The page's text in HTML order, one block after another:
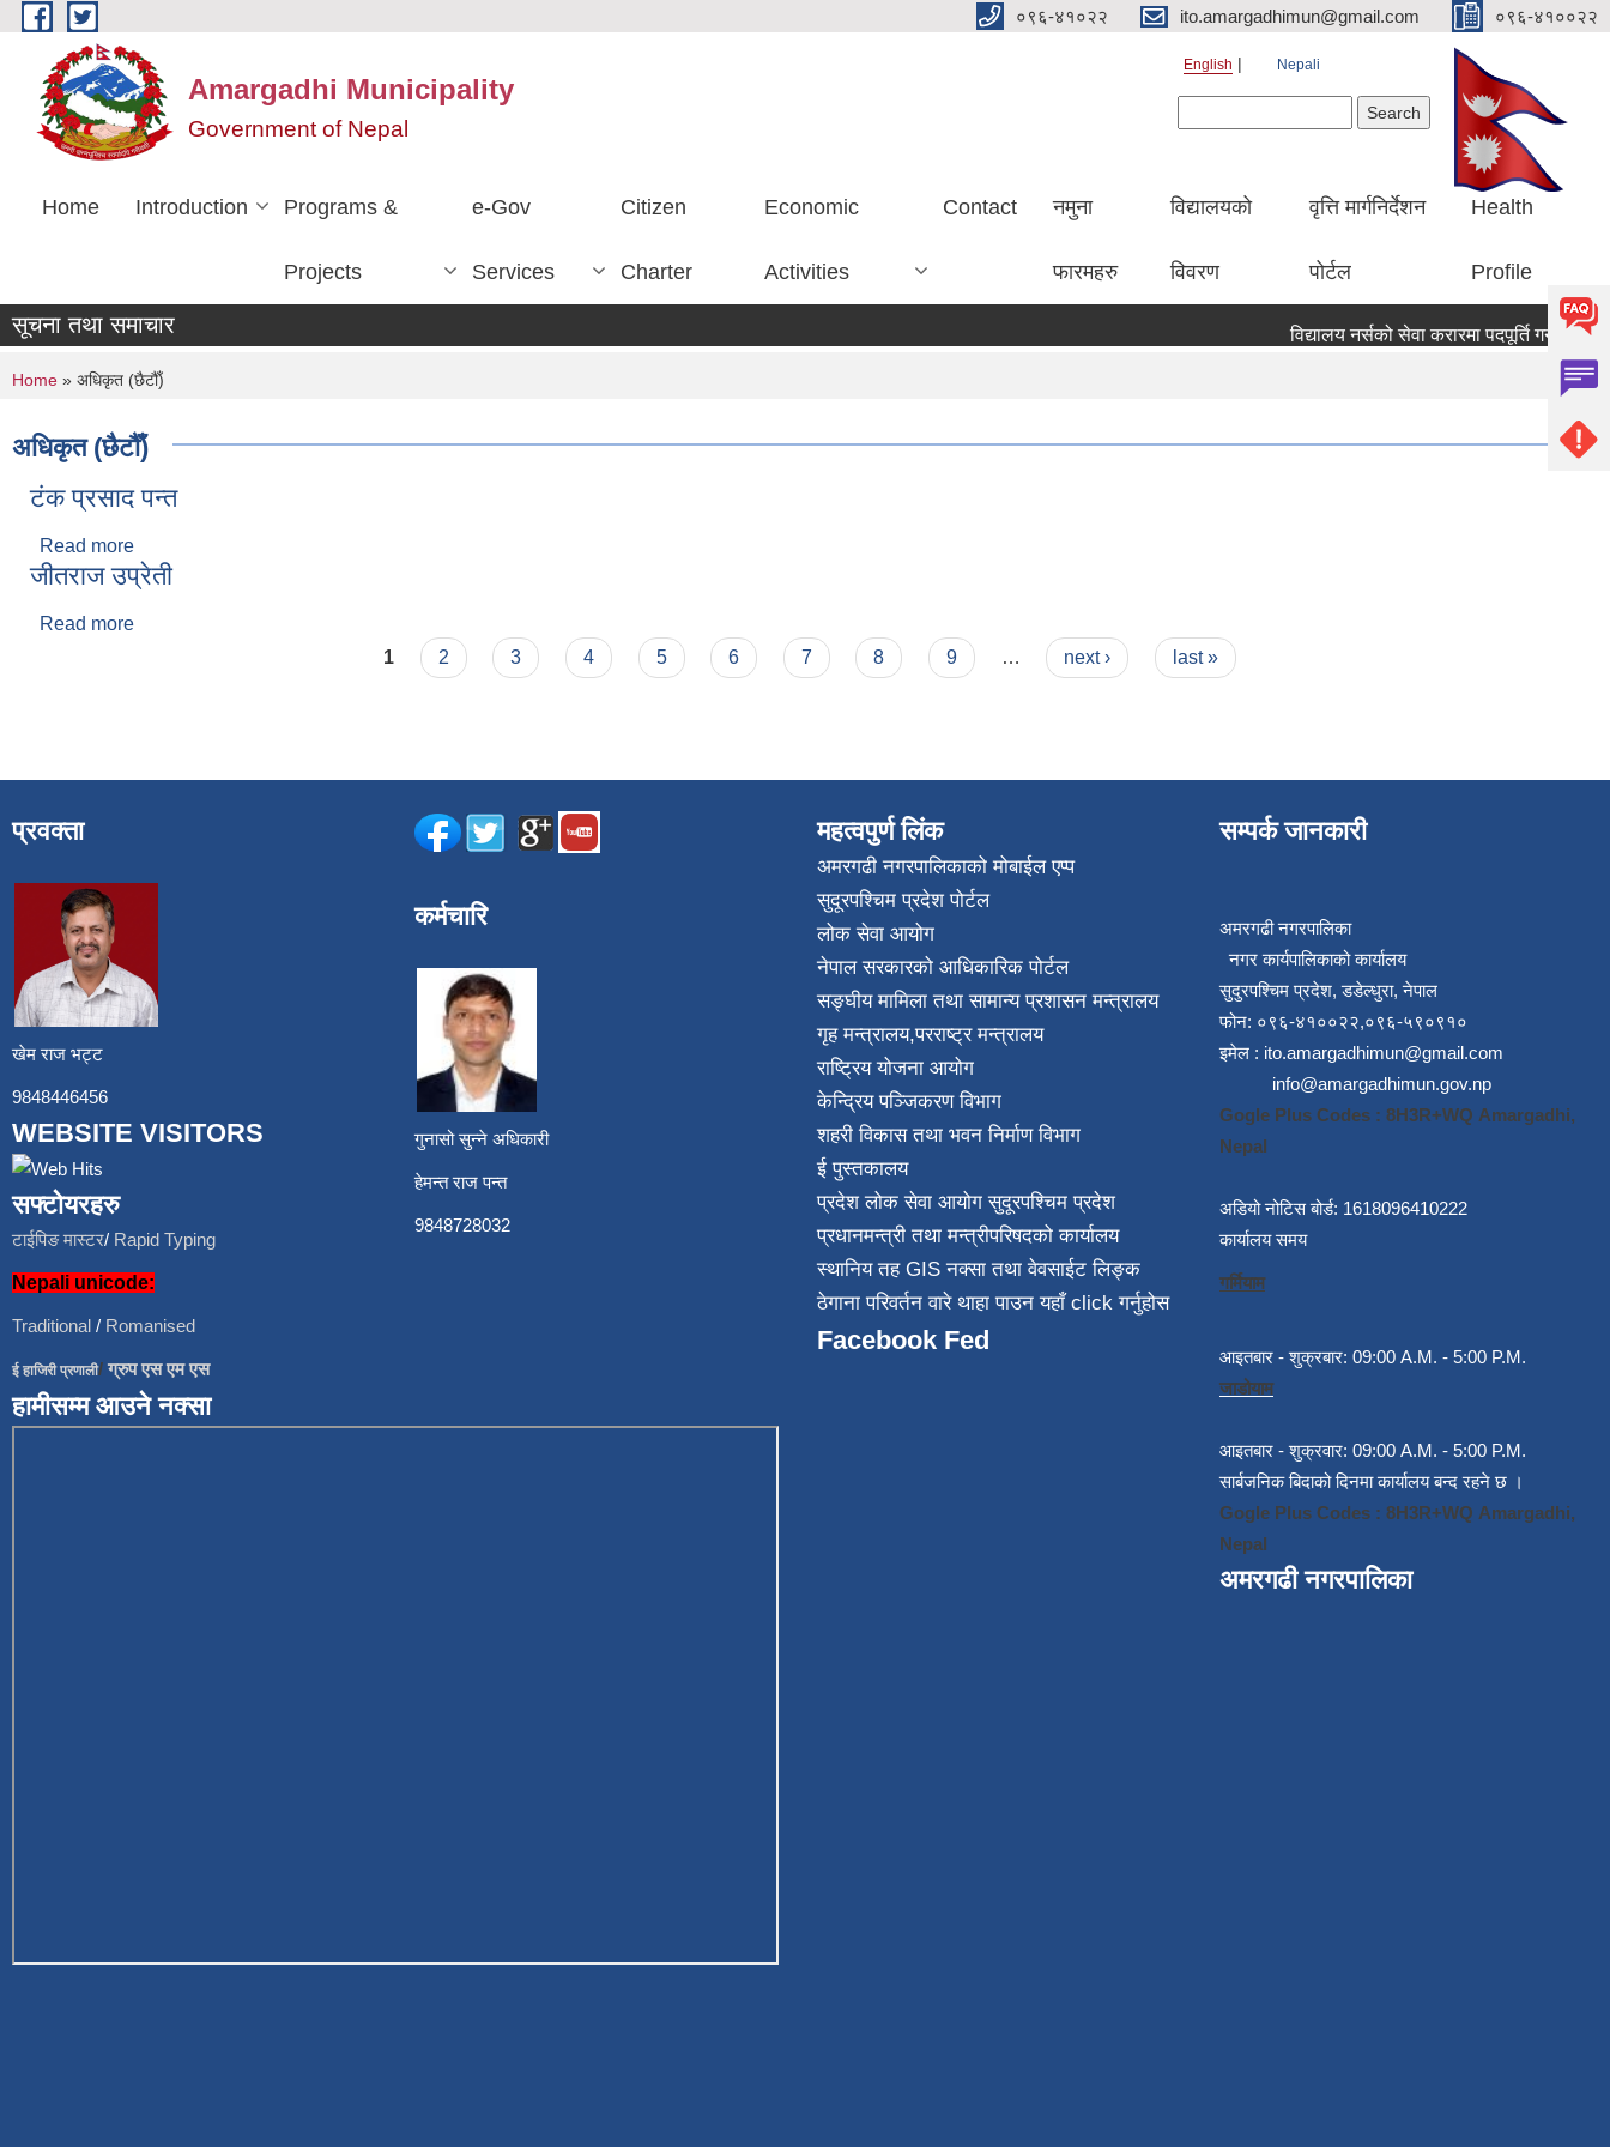
Skip to main content ०९६-४१०२२ ito.amargadhimun@gmail.com ०९६-४१००२२
Amargadhi Municipality
Government of Nepal
English Nepali
Home Introduction Programs &
Projects
e-Gov
Services
Citizen
Charter
Economic
Activities
Contact नमुना
फारमहरु
विद्यालयको
विवरण
वृत्ति मार्गनिर्देशन
पोर्टल
Health
Profile
सूचना तथा समाचार विद्यालय नर्सको सेवा करारमा पदपूर्ति गर्ने
You are here
Home » अधिकृत (छैटौँ)
अधिकृत (छैटौँ)
टंक प्रसाद पन्त
Read more
जीतराज उप्रेती
Read more
1 2 3 4 5 6 7 8 9 … next › last »
प्रवक्ता
खेम राज भट्ट
9848446456
WEBSITE VISITORS
सफ्टोयरहरु
टाईपिङ मास्टर/ Rapid Typing
Nepali unicode:
Traditional / Romanised
ई हाजिरी प्रणाली/ग्रुप एस एम एस
हामीसम्म आउने नक्सा
कर्मचारि
गुनासो सुन्ने अधिकारी
हेमन्त राज पन्त
9848728032
महत्वपुर्ण लिंक
अमरगढी नगरपालिकाको मोबाईल एप्प
सुदूरपश्चिम प्रदेश पोर्टल
लोक सेवा आयोग
नेपाल सरकारको आधिकारिक पोर्टल
सङ्घीय मामिला तथा सामान्य प्रशासन मन्त्रालय
गृह मन्त्रालय,परराष्ट्र मन्त्रालय
राष्ट्रिय योजना आयोग
केन्द्रिय पञ्जिकरण विभाग
शहरी विकास तथा भवन निर्माण विभाग
ई पुस्तकालय
प्रदेश लोक सेवा आयोग सुदूरपश्चिम प्रदेश
प्रधानमन्त्री तथा मन्त्रीपरिषदको कार्यालय
स्थानिय तह GIS नक्सा तथा वेवसाईट लिङ्क
ठेगाना परिवर्तन वारे थाहा पाउन यहाँ click गर्नुहोस
Facebook Fed
सम्पर्क जानकारी
अमरगढी नगरपालिका
नगर कार्यपालिकाको कार्यालय
सुदुरपश्चिम प्रदेश, डडेल्धुरा, नेपाल
फोन: ०९६-४१००२२,०९६-५९०९१०
इमेल : ito.amargadhimun@gmail.com
info@amargadhimun.gov.np
Gogle Plus Codes : 8H3R+WQ Amargadhi,
Nepal
अडियो नोटिस बोर्ड: 1618096410222
कार्यालय समय
गर्मियाम
आइतबार - शुक्रबार: 09:00 A.M. - 5:00 P.M.
जाडोयाम
आइतबार - शुक्रवार: 09:00 A.M. - 5:00 P.M.
सार्बजनिक बिदाको दिनमा कार्यालय बन्द रहने छ ।
Gogle Plus Codes : 8H3R+WQ Amargadhi,
Nepal
अमरगढी नगरपालिका